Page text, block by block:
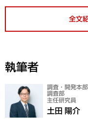
全文
執筆者
調査・開発本部
調査部
主任研究員
土田 陽介